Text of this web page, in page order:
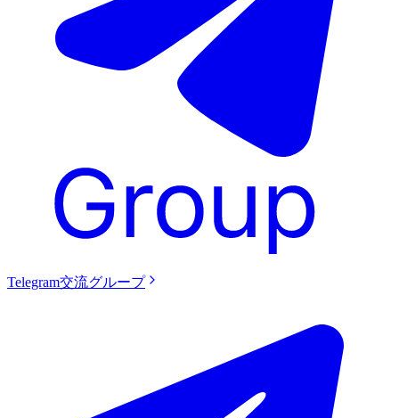
Telegram交流グループ